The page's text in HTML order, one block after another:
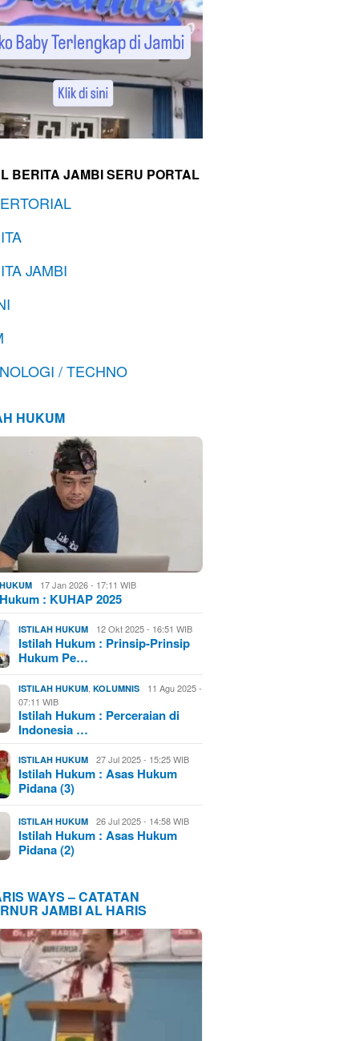
BERITA JAMBI SERU PORTAL
JAMBI
/ TECHNO
HUKUM
17 Jan 2026 - 17:11 WIB
: KUHAP 2025
ISTILAH HUKUM 12 Okt 2025 - 16:51 WIB
Istilah Hukum : Prinsip-Prinsip
Hukum Pe…
ISTILAH HUKUM ,KOLUMNIS
11 Agu 2025 -
07:11 WIB
Istilah Hukum : Perceraian di
Indonesia …
ISTILAH HUKUM 27 Jul 2025 - 15:25 WIB
Istilah Hukum : Asas Hukum
Pidana (3)
ISTILAH HUKUM 26 Jul 2025 - 14:58 WIB
Istilah Hukum : Asas Hukum
Pidana (2)
WAYS – CATATAN
JAMBI AL HARIS